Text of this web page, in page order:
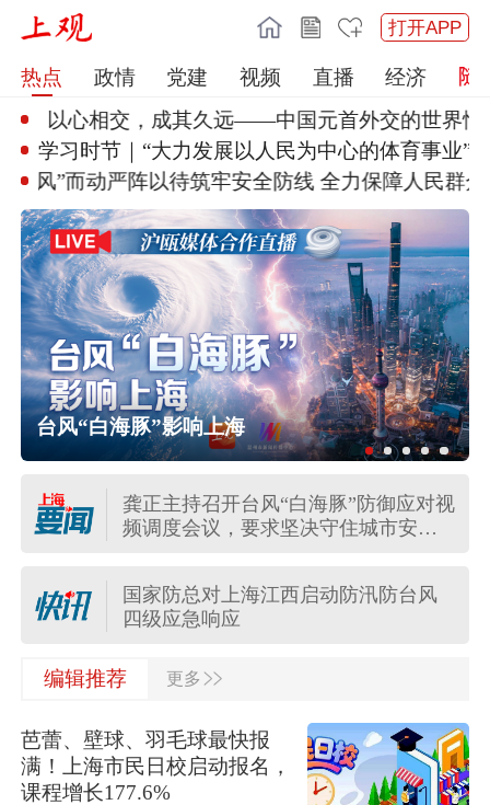
打开APP
热点 政情 党建 视频 直播
经济
以心相交，成其久远——中国元首外交的世界情怀
学习时节｜“大力发展以人民为中心的体育事业”
风”而动严阵以待筑牢安全防线 全力保障人民群众生
台风“白海豚”影响上海
龚正主持召开台风“白海豚”防御应对视
频调度会议，要求坚决守住城市安全
长三角铁路进一步调整列车开行方案
国家防总对上海江西启动防汛防台风
四级应急响应
伊朗最高领袖与总统举行会谈
台风“白海豚”在浙江乐清二次登陆，中
央气象台继续发布台风红色预警
编辑推荐 更多 >>
芭蕾、壁球、羽毛球最快报
满！上海市民日校启动报名，
课程增长177.6%